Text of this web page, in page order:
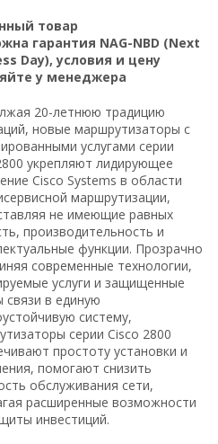
товар
гарантия NAG-NBD (Next
Day), условия и цену
у менеджера
20-летнюю традицию
новые маршрутизаторы с
услугами серии
укрепляют лидирующее
Cisco Systems в области
маршрутизации,
не имеющие равных
производительность и
функции. Прозрачно
современные технологии,
услуги и защищенные
связи в единую
систему,
серии Cisco 2800
простоту установки и
помогают снизить
обслуживания сети,
расширенные возможности
инвестиций.